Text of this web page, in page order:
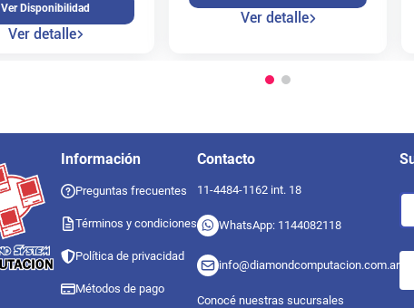
Ver Disponibilidad
Ver detalle
Ver detalle
Información
Preguntas frecuentes
Términos y condiciones
Política de privacidad
Métodos de pago
Contacto
11-4484-1162 int. 18
WhatsApp: 1144082118
info@diamondcomputacion.com.ar
Conocé nuestras sucursales